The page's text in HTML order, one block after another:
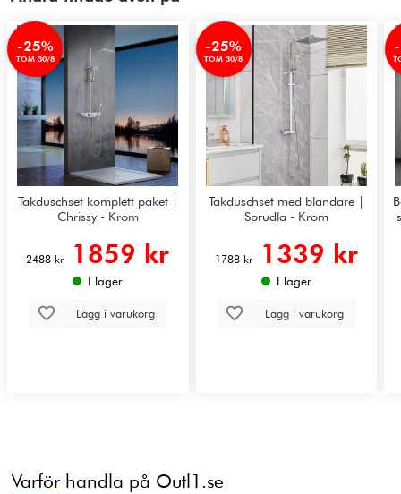
-25%
TOM 30/8
Takduschset komplett paket |
Chrissy - Krom
2488 kr 1859 kr
I lager
Lägg i varukorg
-25%
TOM 30/8
Takduschset med blandare |
Sprudla - Krom
1788 kr 1339 kr
I lager
Lägg i varukorg
Varför handla på Outl1.se